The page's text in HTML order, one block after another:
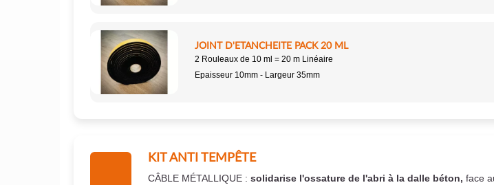
JOINT D'ETANCHEITE PACK 20 ML
2 Rouleaux de 10 ml = 20 m Linéaire
Epaisseur 10mm - Largeur 35mm
KIT ANTI TEMPÊTE
CÂBLE MÉTALLIQUE : solidarise l'ossature de l'abri à la dalle béton, face